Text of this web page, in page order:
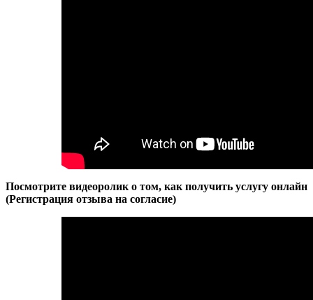
Посмотрите видеоролик о том, как получить услугу онлайн
(Регистрация отзыва на согласие)